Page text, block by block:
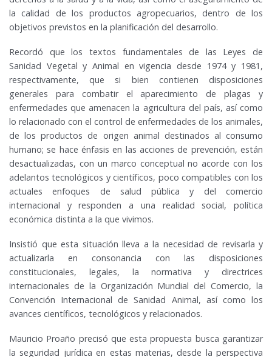
la calidad de los productos agropecuarios, dentro de los
objetivos previstos en la planificación del desarrollo.
Recordó que los textos fundamentales de las Leyes de
Sanidad Vegetal y Animal en vigencia desde 1974 y 1981,
respectivamente, que si bien contienen disposiciones
generales para combatir el aparecimiento de plagas y
enfermedades que amenacen la agricultura del país, así como
lo relacionado con el control de enfermedades de los animales,
de los productos de origen animal destinados al consumo
humano; se hace énfasis en las acciones de prevención, están
desactualizadas, con un marco conceptual no acorde con los
adelantos tecnológicos y científicos, poco compatibles con los
actuales enfoques de salud pública y del comercio
internacional y responden a una realidad social, política
económica distinta a la que vivimos.
Insistió que esta situación lleva a la necesidad de revisarla y
actualizarla en consonancia con las disposiciones
constitucionales, legales, la normativa y directrices
internacionales de la Organización Mundial del Comercio, la
Convención Internacional de Sanidad Animal, así como los
avances científicos, tecnológicos y relacionados.
Mauricio Proaño precisó que esta propuesta busca garantizar
la seguridad jurídica en estas materias, desde la perspectiva